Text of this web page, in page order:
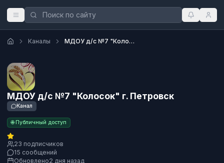
Каналы МДОУ д/с №7 "Колосок" г. Петровск
МДОУ д/с №7 "Колосок" г. Петровск
Канал
🌐 Публичный доступ
23 подписчиков
15 сообщений
Обновлено2 дня назад